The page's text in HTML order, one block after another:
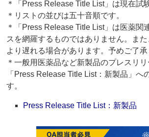
＊「Press Release Title List」は現在試
＊リストの並びは五十音順です。
＊「Press Release Title List」は医薬関
スを網羅するものではありません。ま
より遅れる場合があります。予めご了承
＊一般用医薬品など新製品のプレスリ
「Press Release Title List：新製品」へ
す。
Press Release Title List：新製品